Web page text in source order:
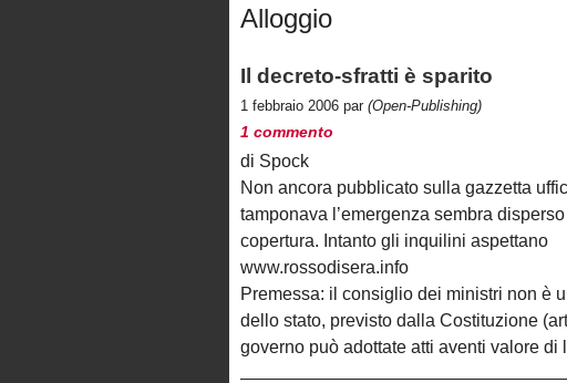
Alloggio
Il decreto-sfratti è sparito
1 febbraio 2006 par (Open-Publishing)
1 commento
di Spock
Non ancora pubblicato sulla gazzetta
tamponava l’emergenza sembra
copertura. Intanto gli inquilini aspettano
www.rossodisera.info
Premessa: il consiglio dei ministri non è
dello stato, previsto dalla Costituzione
governo può adottate atti aventi valore